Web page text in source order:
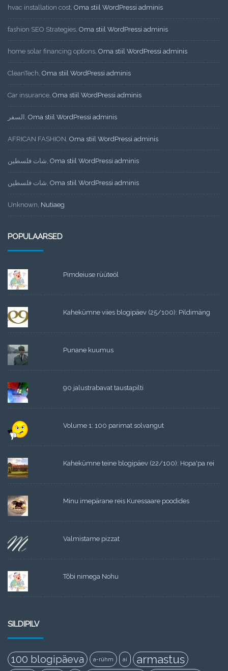
hvac installation cost, Oma stiil WordPressi adminis
fashion SEO Strategies, Oma stiil WordPressi adminis
home solar financing options, Oma stiil WordPressi adminis
CleanTech, Oma stiil WordPressi adminis
Car insurance, Oma stiil WordPressi adminis
السفر , Oma stiil WordPressi adminis
AFRICAN FASHION, Oma stiil WordPressi adminis
شات فلسطين, Oma stiil WordPressi adminis
شات فلسطين, Oma stiil WordPressi adminis
Unknown, Nutiaeg
POPULAARSED
Pimdeiuse rüüteöl
Kahekümne viies blogipäev (25/100): Pildimäng
Punane kuumus
90 jalustrabavat taustapilti
Volume 1: 100 parimat solvangut
Kahekümne teine blogipäev (22/100): Hopa'pa rei
Minu imepärane reis Kuressaare poodides
Valmistame pizzat
Tõbi nimega Nohu
SILDIPILV
100 blogipäeva a-rühm ai armastus